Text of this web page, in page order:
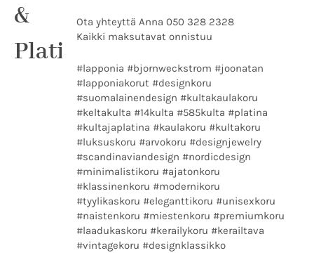
&
Platina
Ota yhteyttä Anna 050 328 2328
Kaikki maksutavat onnistuu
#lapponia #bjornweckstrom #joonatan
#lapponiakorut #designkoru
#suomalainendesign #kultakaulakoru
#keltakulta #14kulta #585kulta #platina
#kultajaplatina #kaulakoru #kultakoru
#luksuskoru #arvokoru #designjewelry
#scandinaviandesign #nordicdesign
#minimalistikoru #ajatonkoru
#klassinenkoru #modernikoru
#tyylikaskoru #eleganttikoru #unisexkoru
#naistenkoru #miestenkoru #premiumkoru
#laadukaskoru #kerailykoru #kerailtava
#vintagekoru #designklassikko